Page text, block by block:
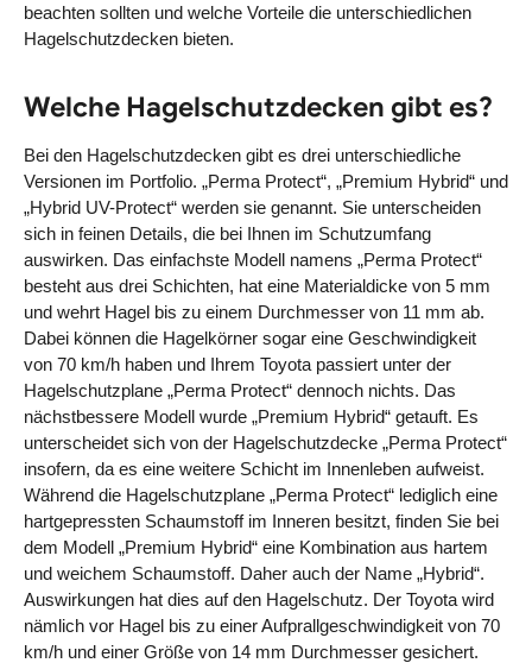
beachten sollten und welche Vorteile die unterschiedlichen
Hagelschutzdecken bieten.
Welche Hagelschutzdecken gibt es?
Bei den Hagelschutzdecken gibt es drei unterschiedliche
Versionen im Portfolio. „Perma Protect“, „Premium Hybrid“ und
„Hybrid UV-Protect“ werden sie genannt. Sie unterscheiden
sich in feinen Details, die bei Ihnen im Schutzumfang
auswirken. Das einfachste Modell namens „Perma Protect“
besteht aus drei Schichten, hat eine Materialdicke von 5 mm
und wehrt Hagel bis zu einem Durchmesser von 11 mm ab.
Dabei können die Hagelkörner sogar eine Geschwindigkeit
von 70 km/h haben und Ihrem Toyota passiert unter der
Hagelschutzplane „Perma Protect“ dennoch nichts. Das
nächstbessere Modell wurde „Premium Hybrid“ getauft. Es
unterscheidet sich von der Hagelschutzdecke „Perma Protect“
insofern, da es eine weitere Schicht im Innenleben aufweist.
Während die Hagelschutzplane „Perma Protect“ lediglich eine
hartgepressten Schaumstoff im Inneren besitzt, finden Sie bei
dem Modell „Premium Hybrid“ eine Kombination aus hartem
und weichem Schaumstoff. Daher auch der Name „Hybrid“.
Auswirkungen hat dies auf den Hagelschutz. Der Toyota wird
nämlich vor Hagel bis zu einer Aufprallgeschwindigkeit von 70
km/h und einer Größe von 14 mm Durchmesser gesichert.